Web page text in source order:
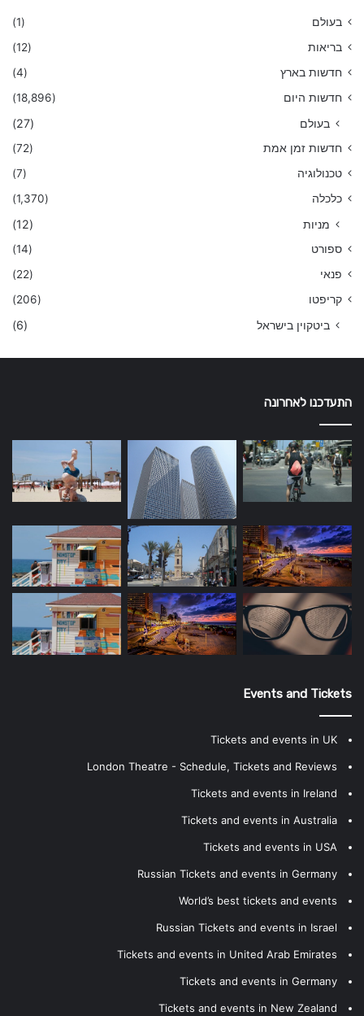
בעולם
(1)
בריאות
(12)
חדשות בארץ
(4)
חדשות היום
(18,896)
בעולם (27)
חדשות זמן אמת
(72)
טכנולוגיה
(7)
כלכלה
(1,370)
מניות (12)
ספורט
(14)
פנאי
(22)
קריפטו
(206)
ביטקוין בישראל (6)
התעדכנו לאחרונה
Events and Tickets
Tickets and events in UK
London Theatre - Schedule, Tickets and Reviews
Tickets and events in Ireland
Tickets and events in Australia
Tickets and events in USA
Russian Tickets and events in Germany
World’s best tickets and events
Russian Tickets and events in Israel
Tickets and events in United Arab Emirates
Tickets and events in Germany
Tickets and events in New Zealand